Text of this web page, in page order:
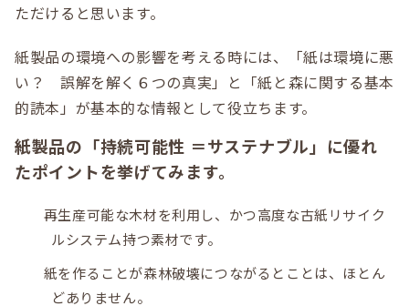
ただけると思います。
紙製品の環境への影響を考える時には、「紙は環境に悪
い？ 誤解を解く６つの真実」と「紙と森に関する基本
的読本」が基本的な情報として役立ちます。
紙製品の「持続可能性 ＝サステナブル」に優れ
たポイントを挙げてみます。
再生産可能な木材を利用し、かつ高度な古紙リサイク
ルシステム持つ素材です。
紙を作ることが森林破壊につながるとことは、ほとん
どありません。